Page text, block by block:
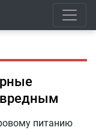
питанию